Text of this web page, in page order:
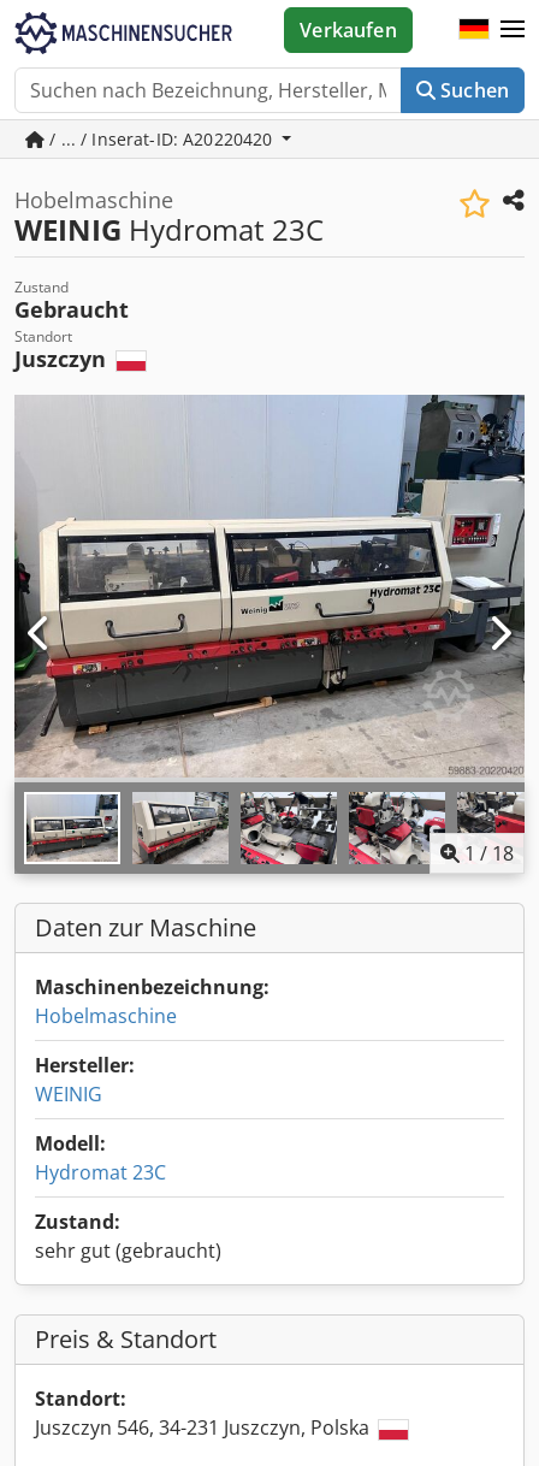
Suchen
Verkaufen
/ ... / Inserat-ID: A20220420
Hobelmaschine
WEINIG Hydromat 23C
Zustand
Gebraucht
Standort
Juszczyn
1 / 18
Daten zur Maschine
Maschinenbezeichnung:
Hobelmaschine
Hersteller:
WEINIG
Modell:
Hydromat 23C
Zustand:
sehr gut (gebraucht)
Preis & Standort
Standort:
Juszczyn 546, 34-231 Juszczyn, Polska